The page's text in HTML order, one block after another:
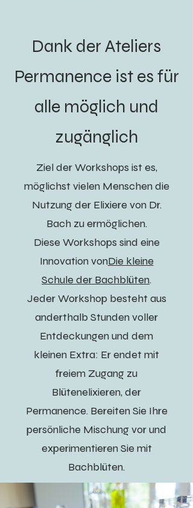
Dank der Ateliers
Permanence ist es für
alle möglich und
zugänglich
Ziel der Workshops ist es,
möglichst vielen Menschen die
Nutzung der Elixiere von Dr.
Bach zu ermöglichen.
Diese Workshops sind eine
Innovation vonDie kleine
Schule der Bachblüten.
Jeder Workshop besteht aus
anderthalb Stunden voller
Entdeckungen und dem
kleinen Extra: Er endet mit
freiem Zugang zu
Blütenelixieren, der
Permanence. Bereiten Sie Ihre
persönliche Mischung vor und
experimentieren Sie mit
Bachblüten.